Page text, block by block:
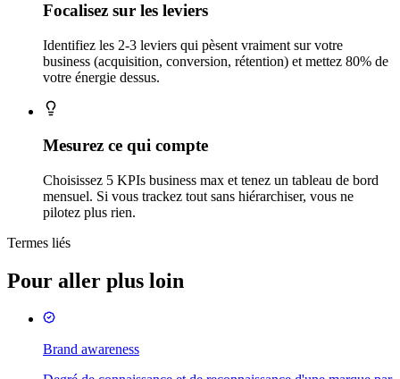
Focalisez sur les leviers
Identifiez les 2-3 leviers qui pèsent vraiment sur votre
business (acquisition, conversion, rétention) et mettez 80% de
votre énergie dessus.
Mesurez ce qui compte
Choisissez 5 KPIs business max et tenez un tableau de bord
mensuel. Si vous trackez tout sans hiérarchiser, vous ne
pilotez plus rien.
Termes liés
Pour aller plus loin
Brand awareness